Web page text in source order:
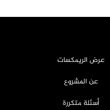
عرض الريمكسات
عن المشروع
أسئلة متكررة